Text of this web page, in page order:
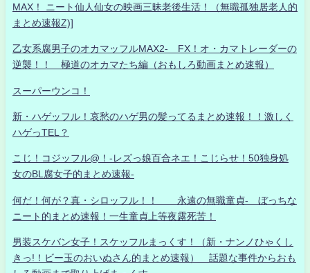
MAX！ ニート仙人仙女の映画三昧老後生活！（無職孤独居老人的
まとめ速報Z)]
乙女系腐男子のオカマッフルMAX2- FX！オ・カマトレーダーの
逆襲！！ 極道のオカマたち編（おもしろ動画まとめ速報）
スーパーウンコ！
新・ハゲッフル！哀愁のハゲ男の髪ってるまとめ速報！！激しく
ハゲっTEL？
こじ！コジッフル@！-レズっ娘百合ネエ！こじらせ！50独身処
女のBL腐女子的まとめ速報-
何だ！何が？真・シロッフル！！ 永遠の無職童貞- ぼっちな
ニート的まとめ速報！一生童貞上等夜露死苦！
男装スケバン女子！スケッフルまっくす！（新・ナンノひゃくし
きっ!！ビー玉のおいぬさん的まとめ速報） 話題な事件からおも